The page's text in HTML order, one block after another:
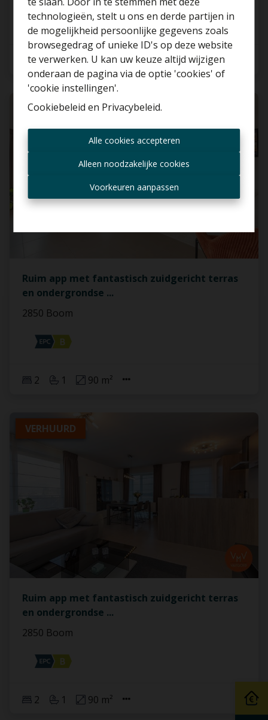
technologieën, stelt u ons en derde partijen in
de mogelijkheid persoonlijke gegevens zoals
browsegedrag of unieke ID's op deze website
te verwerken. U kan uw keuze altijd wijzigen
onderaan de pagina via de optie 'cookies' of
'cookie instellingen'.
Cookiebeleid en Privacybeleid.
Alle cookies accepteren
Alleen noodzakelijke cookies
Voorkeuren aanpassen
2 1 92 m²
VERHUURD
Ruim app met fantastisch zuidgericht terras
en ondergrondse ...
2850 Boom
2 1 90 m²
VERHUURD
Ruim app met fantastisch zuidgericht terras
en ondergrondse ...
2850 Boom
2 1 90 m²
Benieuwd naar de
waarde van je huis?
Gratis schatting
Altijd als eerste op de
hoogte zijn van nieuwe
aanbiedingen?
Ontvang aanbod per mail